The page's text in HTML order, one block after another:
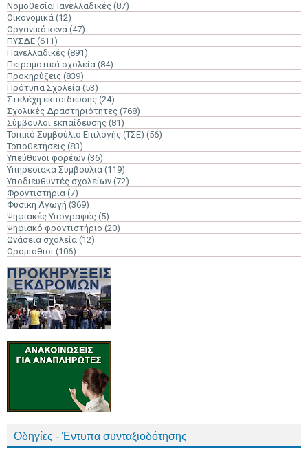
ΝομοθεσίαΠανελλαδικές (87)
Οικονομικά (12)
Οργανικά κενά (47)
ΠΥΣΔΕ (611)
Πανελλαδικές (891)
Πειραματικά σχολεία (84)
Προκηρύξεις (839)
Πρότυπα Σχολεία (53)
Στελέχη εκπαίδευσης (24)
Σχολικές Δραστηριότητες (768)
Σύμβουλοι εκπαίδευσης (81)
Τοπικό Συμβούλιο Επιλογής (ΤΣΕ) (56)
Τοποθετήσεις (83)
Υπεύθυνοι φορέων (36)
Υπηρεσιακά Συμβούλια (119)
Υποδιευθυντές σχολείων (72)
Φροντιστήρια (7)
Φυσική Αγωγή (369)
Ψηφιακές Υπογραφές (5)
Ψηφιακό φροντιστήριο (20)
Ωνάσεια σχολεία (12)
Ωρομίσθιοι (106)
Οδηγίες - Έντυπα συνταξιοδότησης